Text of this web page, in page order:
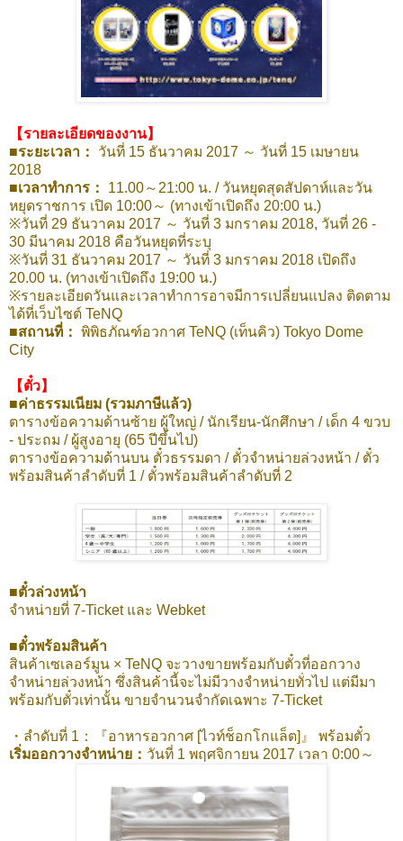
【รายละเอียดของงาน】
■ระยะเวลา： วันที่ 15 ธันวาคม 2017 ～ วันที่ 15 เมษายน
2018
■เวลาทำการ：
11.00～21:00 น. / วันหยุดสุดสัปดาห์และวัน
หยุดราชการ เปิด 10:00～ (ทางเข้าเปิดถึง 20:00 น.)
※วันที่ 29 ธันวาคม 2017 ～ วันที่ 3 มกราคม 2018, วันที่ 26 -
30 มีนาคม 2018 คือวันหยุดที่ระบุ
※วันที่ 31 ธันวาคม 2017 ～ วันที่ 3 มกราคม 2018 เปิดถึง
20.00 น. (ทางเข้าเปิดถึง 19:00 น.)
※รายละเอียดวันและเวลาทำการอาจมีการเปลี่ยนแปลง ติดตาม
ได้ที่เว็บไซต์ TeNQ
■สถานที่： พิพิธภัณฑ์อวกาศ TeNQ (เท็นคิว) Tokyo Dome
City
【ตั๋ว】
■ค่าธรรมเนียม (รวมภาษีแล้ว)
ตารางข้อความด้านซ้าย ผู้ใหญ่ / นักเรียน-นักศึกษา / เด็ก 4 ขวบ
- ประถม / ผู้สูงอายุ (65 ปีขึ้นไป)
ตารางข้อความด้านบน ตั๋วธรรมดา / ตั๋วจำหน่ายล่วงหน้า / ตั๋ว
พร้อมสินค้าลำดับที่ 1 / ตั๋วพร้อมสินค้าลำดับที่ 2
■ตั๋วล่วงหน้า
จำหน่ายที่ 7-Ticket และ Webket
■ตั๋วพร้อมสินค้า
สินค้าเซเลอร์มูน × TeNQ จะวางขายพร้อมกับตั๋วที่ออกวาง
จำหน่ายล่วงหน้า ซึ่งสินค้านี้จะไม่มีวางจำหน่ายทั่วไป แต่มีมา
พร้อมกับตั๋วเท่านั้น ขายจำนวนจำกัดเฉพาะ 7-Ticket
・ลำดับที่ 1：『อาหารอวกาศ [ไวท์ช็อกโกแล็ต]』 พร้อมตั๋ว
เริ่มออกวางจำหน่าย： วันที่ 1 พฤศจิกายน 2017 เวลา 0:00～